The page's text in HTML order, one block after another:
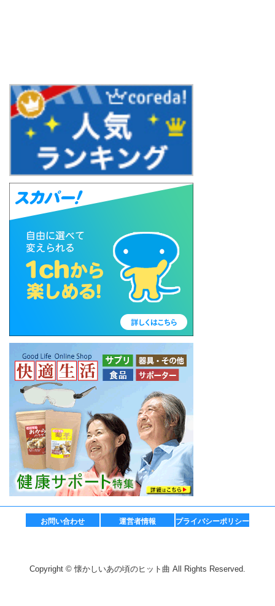
お問い合わせ 運営者情報 プライバシーポリシー
Copyright © 懐かしいあの頃のヒット曲 All Rights Reserved.